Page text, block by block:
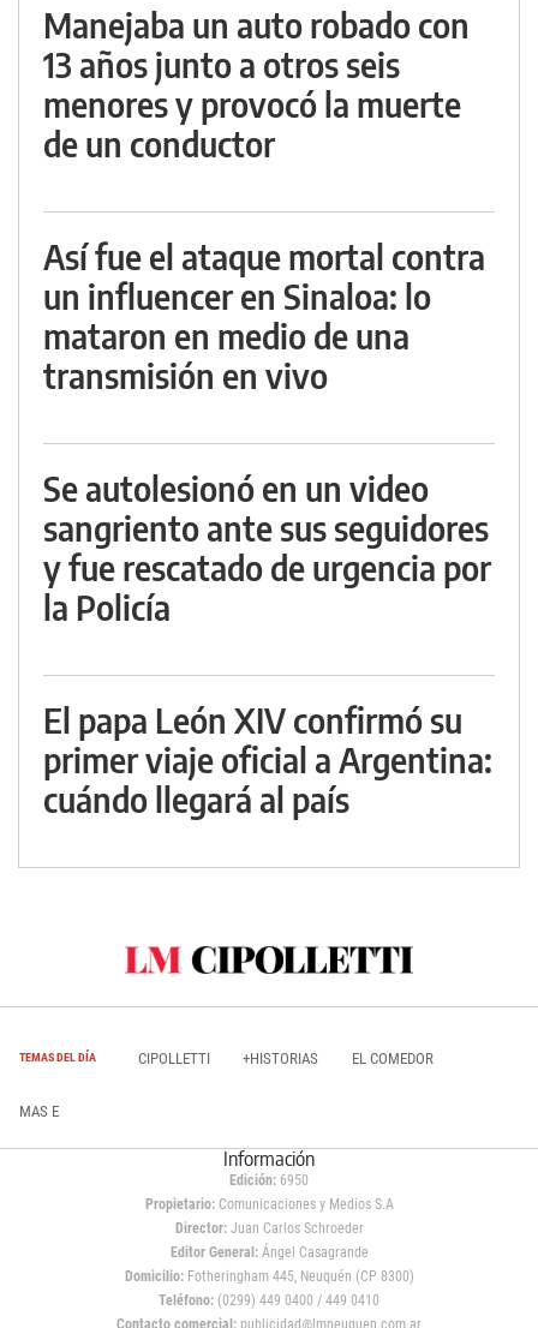
Manejaba un auto robado con
13 años junto a otros seis
menores y provocó la muerte
de un conductor
Así fue el ataque mortal contra
un influencer en Sinaloa: lo
mataron en medio de una
transmisión en vivo
Se autolesionó en un video
sangriento ante sus seguidores
y fue rescatado de urgencia por
la Policía
El papa León XIV confirmó su
primer viaje oficial a Argentina:
cuándo llegará al país
TEMAS DEL DÍA CIPOLLETTI +HISTORIAS EL COMEDOR
MAS E
Información
Edición: 6950
Propietario:Comunicaciones y Medios S.A
Director: Juan Carlos Schroeder
Editor General:Ángel Casagrande
Domicilio:Fotheringham 445, Neuquén (CP 8300)
Teléfono: (0299) 449 0400 / 449 0410
Contacto comercial: publicidad@lmneuquen.com.ar